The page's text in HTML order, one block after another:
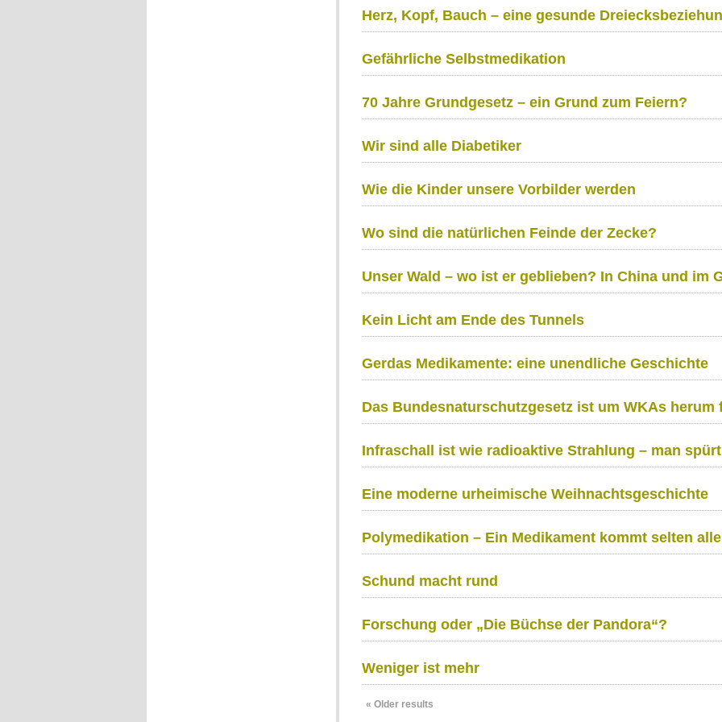
Herz, Kopf, Bauch – eine gesunde
Gefährliche Selbstmedikation
70 Jahre Grundgesetz – ein Grund zum Feiern?
Wir sind alle Diabetiker
Wie die Kinder unsere Vorbilder werden
Wo sind die natürlichen Feinde der Zecke?
Unser Wald – wo ist er geblieben? In China und im
Kein Licht am Ende des Tunnels
Gerdas Medikamente: eine unendliche Geschichte
Das Bundesnaturschutzgesetz ist um WKAs herum
Infraschall ist wie radioaktive Strahlung – man
Eine moderne urheimische Weihnachtsgeschichte
Polymedikation – Ein Medikament kommt selten
Schund macht rund
Forschung oder „Die Büchse der Pandora“?
Weniger ist mehr
« Older results